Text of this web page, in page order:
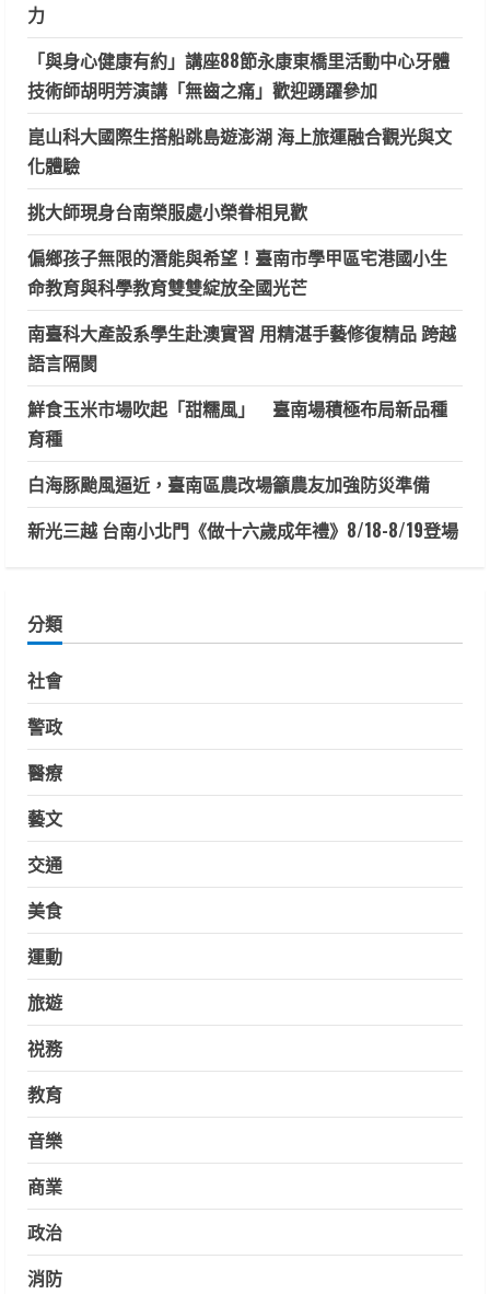
學
研
究
量
能
攜
手
新
國
立
大
學
共
同
投
入
失
智
症
研
究
合
力
「與身心健康有約」講座88節永康東橋里活動中心牙體
技術師胡明芳演講「無齒之痛」歡迎踴躍參加
崑山科大國際生搭船跳島遊澎湖 海上旅運融合觀光與文
化體驗
挑大師現身台南榮服處小榮眷相見歡
偏鄉孩子無限的潛能與希望！臺南市學甲區宅港國小生
命教育與科學教育雙雙綻放全國光芒
南臺科大產設系學生赴澳實習 用精湛手藝修復精品 跨越
語言隔閡
鮮食玉米市場吹起「甜糯風」 臺南場積極布局新品種
育種
白海豚颱風逼近，臺南區農改場籲農友加強防災準備
新光三越 台南小北門《做十六歲成年禮》8/18-8/19登場
分類
社會
警政
醫療
藝文
交通
美食
運動
旅遊
祱務
教育
音樂
商業
政治
消防